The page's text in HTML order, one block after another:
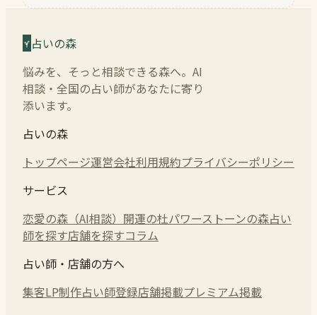
占いの森
悩みを、そっと相談できる森へ。AI
相談・全国の占い師があなたに寄り
添います。
占いの森
トップページ運営会社利用規約プライバシーポリシー
サービス
恋愛の森（AI相談） 開運の杜パワーストーンの森占い
師を探す店舗を探すコラム
占い師・店舗の方へ
集客LP制作占い師登録店舗掲載プレミアム掲載